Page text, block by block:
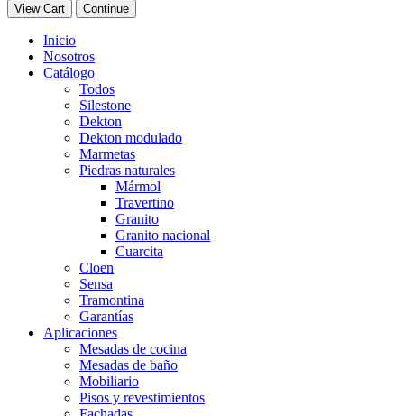
View Cart Continue
Inicio
Nosotros
Catálogo
Todos
Silestone
Dekton
Dekton modulado
Marmetas
Piedras naturales
Mármol
Travertino
Granito
Granito nacional
Cuarcita
Cloen
Sensa
Tramontina
Garantías
Aplicaciones
Mesadas de cocina
Mesadas de baño
Mobiliario
Pisos y revestimientos